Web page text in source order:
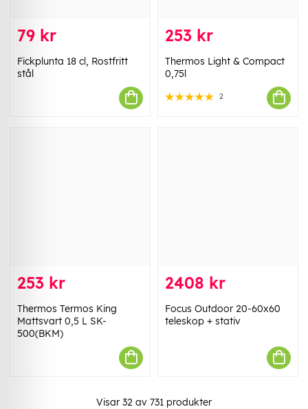
79 kr
Fickplunta 18 cl, Rostfritt
stål
253 kr
Thermos Light & Compact
0,75l
2
253 kr
Thermos Termos King
Mattsvart 0,5 L SK-
500(BKM)
2408 kr
Focus Outdoor 20-60x60
teleskop + stativ
Visar 32 av 731 produkter